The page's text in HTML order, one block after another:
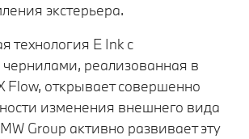
экстерьера.
технология E Ink с
реализованная в
Flow, открывает совершенно
изменения внешнего вида
Group активно развивает эту